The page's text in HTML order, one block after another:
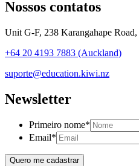
Nossos contatos
Unit G-F, 238 Karangahape
+64 20 4193 7883 (Auckland)
suporte@education.kiwi.nz
Newsletter
Primeiro nome*
Email*